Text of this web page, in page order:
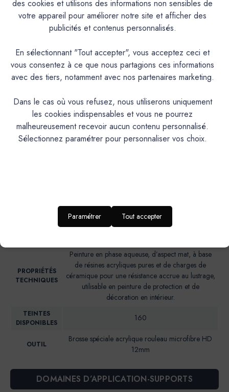
Documentation Technique
Couleurs & Échantillons
La Céramat est une peinture en phase aqueuse, d’aspect
céramique pour une résistance accrue au lustrage, utilisable
en peinture de protection et de décoration en intérieur.
PRODUIT
Aspect mat profond
PROPRIÉTÉS
TECHNIQUES
Peinture en phase aqueuse, d’aspect mat, à base
de résines acryliques pures et de charges de
céramique pour une résistance accrue au lustrage,
utilisable en peinture de protection et de
décoration en intérieur.
TEINTES
DISPONIBLES
160
OUTIL
Brosse spéciale acrylique rouleau microfibre HD
12mm
DOMAINES D’APPLICATION-SUPPORTS
des cookies et utilisons des informations non sensibles de
votre appareil pour améliorer notre site et afficher des
publicités et contenus personnalisés.
En sélectionnant "Tout accepter", vous acceptez ceci et
vous consentez à ce que nous partagions ces informations
avec des tiers, notamment avec nos partenaires marketing.
Dans le cas où vous refusez, nous utiliserons uniquement
les cookies indispensables et vous ne pourrez
malheureusement recevoir aucun contenu personnalisé.
Sélectionnez paramétrer pour personnaliser vos choix.
Paramétrer Tout accepter